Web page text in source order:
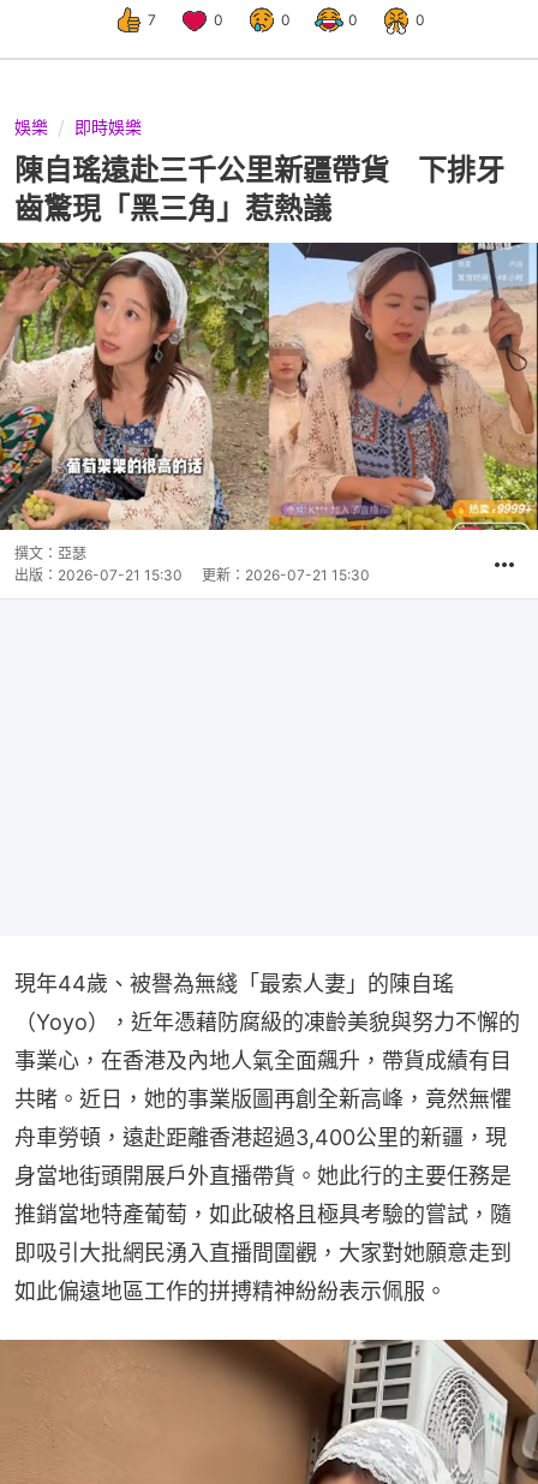
7 0 0 0 0
娛樂 即時娛樂
陳自瑤遠赴三千公里新疆帶貨 下排牙
齒驚現「黑三角」惹熱議
撰文： 亞瑟
出版： 2026-07-21 15:30 更新： 2026-07-21 15:30
現年44歲、被譽為無綫「最索人妻」的陳自瑤
（Yoyo），近年憑藉防腐級的凍齡美貌與努力不懈的
事業心，在香港及內地人氣全面飆升，帶貨成績有目
共睹。近日，她的事業版圖再創全新高峰，竟然無懼
舟車勞頓，遠赴距離香港超過3,400公里的新疆，現
身當地街頭開展戶外直播帶貨。她此行的主要任務是
推銷當地特產葡萄，如此破格且極具考驗的嘗試，隨
即吸引大批網民湧入直播間圍觀，大家對她願意走到
如此偏遠地區工作的拼搏精神紛紛表示佩服。